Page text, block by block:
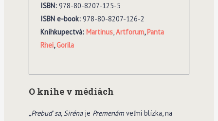
ISBN: 978-80-8207-125-5
ISBN e-book: 978-80-8207-126-2
Kníhkupectvá: Martinus, Artforum,Panta
Rhei, Gorila
O knihe v médiách
„Prebuď sa, Siréna je Premenámveľmi blízka, na